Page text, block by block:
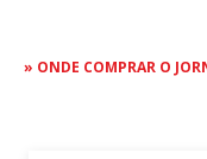
» ONDE COMPRAR O